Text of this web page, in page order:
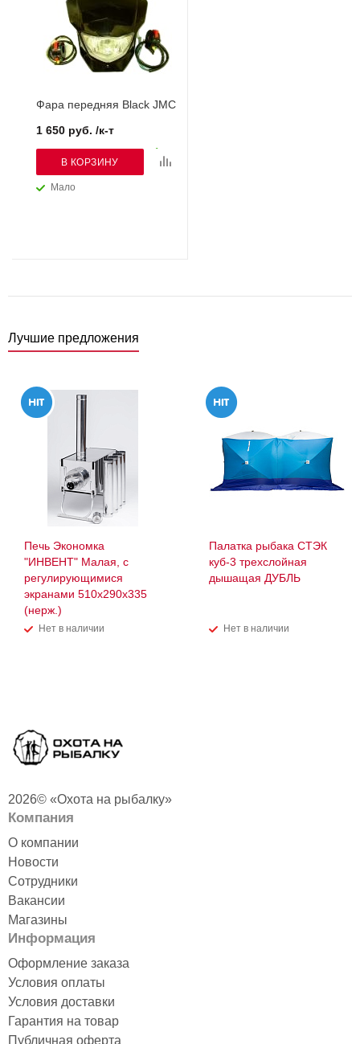
Фара передняя Black JMC
Мало
1 650 руб. /к-т
В КОРЗИНУ
Лучшие предложения
Печь Экономка
"ИНВЕНТ" Малая, с
регулирующимися
экранами 510х290х335
(нерж.)
Нет в наличии
Палатка рыбака СТЭК
куб-3 трехслойная
дышащая ДУБЛЬ
Нет в наличии
2026© «Охота на рыбалку»
Компания
О компании
Новости
Сотрудники
Вакансии
Магазины
Информация
Оформление заказа
Условия оплаты
Условия доставки
Гарантия на товар
Публичная оферта